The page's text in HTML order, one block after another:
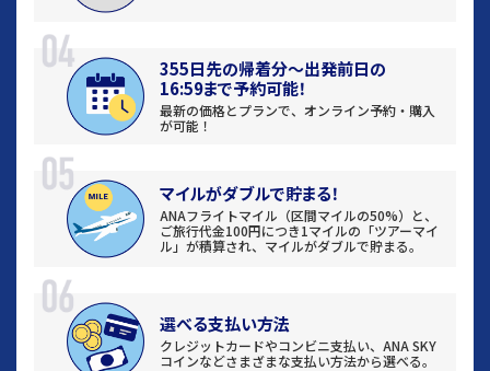
355日先の帰着分〜出発前日の
16:59まで予約可能！
最新の価格とプランで、 オンライン予約・購入
が可能！
マイルがダブルで貯まる！
ANAフライトマイル（区間マイルの50%）と、
ご旅行代金100円につき1マイルの「ツアーマイ
ル」が積算され、マイルがダブルで貯まる。
選べる支払い方法
クレジットカードやコンビニ支払い、 ANA SKY
コインなどさまざまな支払い方法から選べる。